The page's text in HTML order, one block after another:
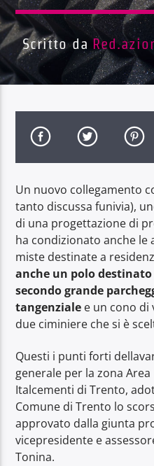
Titolo
Artista
Radio Dolomiti
Scritto da
Un nuovo collegamento
tanto discussa funivia),
di una progettazione di
ha condizionato anche le
miste destinate a
anche un polo
secondo grande
tangenziale e un cono di
due ciminiere che si è
Questi i punti forti
generale per la zona
Italcementi di Trento,
Comune di Trento lo
approvato dalla giunta
vicepresidente e
Tonina.